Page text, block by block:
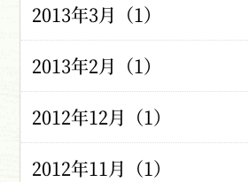
2013年3月（1）
2013年2月（1）
2012年12月（1）
2012年11月（1）